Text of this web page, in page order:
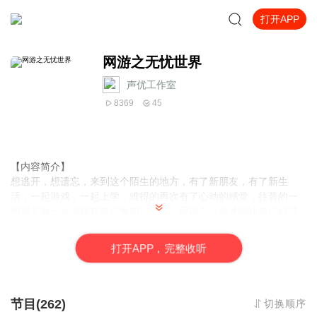
打开APP
网游之无忧世界
声优工作室
8369 45
【内容简介】
想逃开，想遗忘，来到这个陌生的地方，有了新朋友，有了新生
切却又再一次出现在自己面前…………应该怎么做才能让自己好过
【作者/主播简介】
打开APP，完整收听
节目(262) 切换顺序